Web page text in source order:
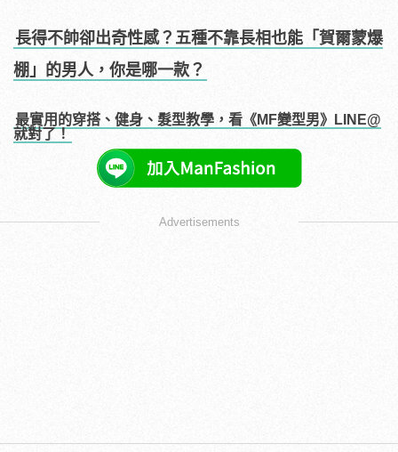
長得不帥卻出奇性感？五種不靠長相也能「賀爾蒙爆
棚」的男人，你是哪一款？
最實用的穿搭、健身、髮型教學，看《MF變型男》LINE@
就對了！
Advertisements